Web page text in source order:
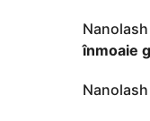
înmoaie